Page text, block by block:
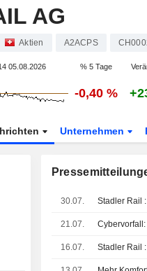
AG
Aktien A2ACPS
05.08.2026 % 5 Tage
-0,40 %
Unternehmen
30.07. Stadler Rail
21.07.
16.07. Stadler Rail